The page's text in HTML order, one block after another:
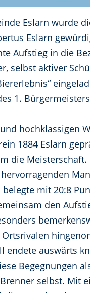
Eslarn wurde
Eslarn
Aufstieg in die
selbst aktiver
1.
hochklassigen
1884 Eslarn
die
mit 20:8
den
endete auswärts
Begegnungen
selbst. Mit